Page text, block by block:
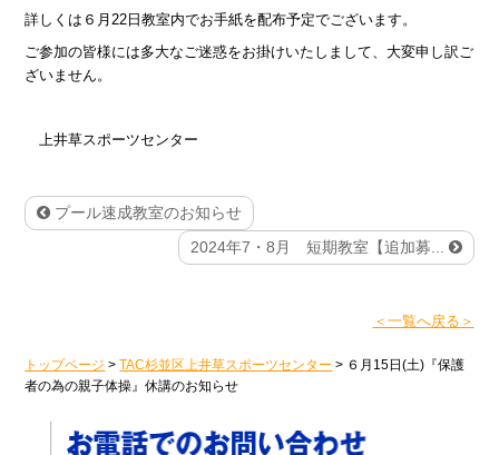
詳しくは６月 22日教室内でお手紙を配布予定でございます。
ご参加の皆様には多大なご迷惑をお掛けいたしまして、大変申し訳ご
ざいません。
上井草スポーツセンター
プール速成教室のお知らせ
2024年7・8月 短期教室【追加募...
＜一覧へ戻る＞
トップページ >TAC杉並区上井草スポーツセンター > ６月15日(土)『保護
者の為の親子体操』休講のお知らせ